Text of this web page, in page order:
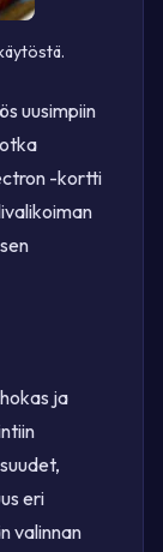
uusimpiin
-kortti
ja
eri
valinnan